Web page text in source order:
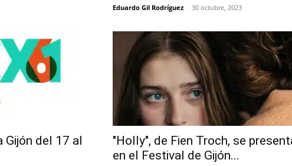
Eduardo Gil Rodríguez - 30 octubre, 2023
Gijón del 17 al
"Holly", de Fien Troch, se
en el Festival de Gijón...